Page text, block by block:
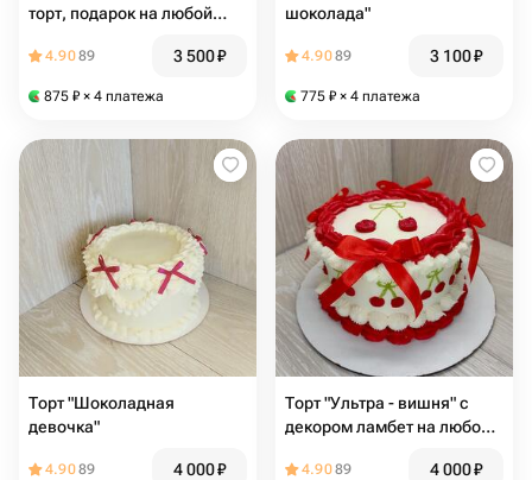
торт, подарок на любой
4.9089 3 500₽
875 ₽ × 4 платежа
шоколада"
4.9089 3 100₽
775 ₽ × 4 платежа
Торт "Шоколадная
девочка"
4.9089 4 000₽
Торт "Ультра - вишня" с
декором ламбет на любой
4.9089 4 000₽